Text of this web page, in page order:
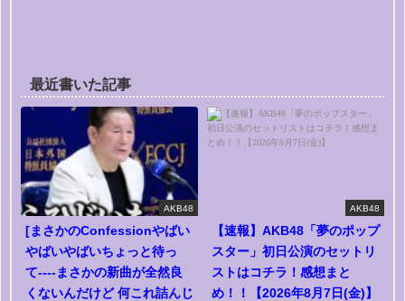
最近書いた記事
AKB48
[まさかのConfessionやばい
やばいやばいちょっと待っ
て----まさかの新曲が全然良
くないんだけど 何これ詰んじ
AKB48
【速報】AKB48「夢のポップ
スター」初日公演のセットリ
ストはコチラ！感想まと
め！！【2026年8月7日(金)】